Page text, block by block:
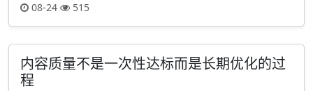
08-24 515
内容质量不是一次性达标而是长期优化的过
程